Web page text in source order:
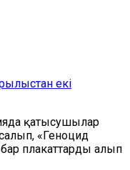
екі
қатысушылар
«Геноцид
плакаттарды алып